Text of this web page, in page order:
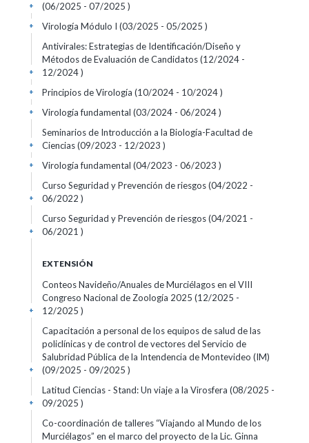
(06/2025 - 07/2025 )
+
Virología Módulo I (03/2025 - 05/2025 )
+
Antivirales: Estrategias de Identificación/Diseño y
Métodos de Evaluación de Candidatos (12/2024 -
12/2024 )
+
Principios de Virología (10/2024 - 10/2024 )
+
Virología fundamental (03/2024 - 06/2024 )
+
Seminarios de Introducción a la Biología-Facultad de
Ciencias (09/2023 - 12/2023 )
+
Virología fundamental (04/2023 - 06/2023 )
+
Curso Seguridad y Prevención de riesgos (04/2022 -
06/2022 )
+
Curso Seguridad y Prevención de riesgos (04/2021 -
06/2021 )
+
EXTENSIÓN
Conteos Navideño/Anuales de Murciélagos en el VIII
Congreso Nacional de Zoología 2025 (12/2025 -
12/2025 )
+
Capacitación a personal de los equipos de salud de las
policlínicas y de control de vectores del Servicio de
Salubridad Pública de la Intendencia de Montevideo (IM)
(09/2025 - 09/2025 )
+
Latitud Ciencias - Stand: Un viaje a la Virosfera (08/2025 -
09/2025 )
+
Co-coordinación de talleres “Viajando al Mundo de los
Murciélagos” en el marco del proyecto de la Lic. Ginna